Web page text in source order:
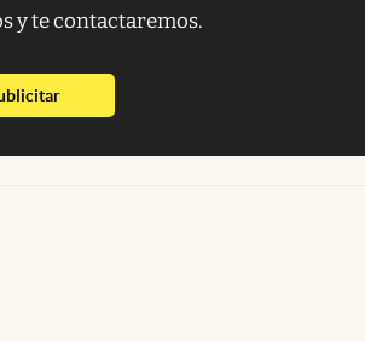
y te contactaremos.
abre en nueva pestaña